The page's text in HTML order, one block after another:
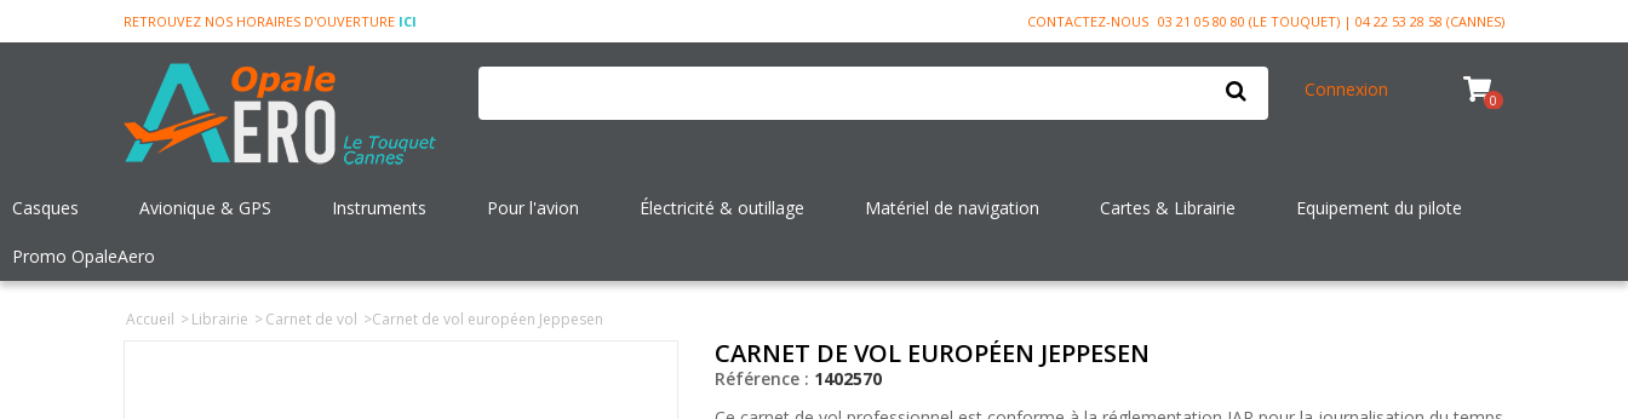
CONTACTEZ-NOUS 03 21 05 80 80 (LE TOUQUET) | 04 22 53 28 58 (CANNES)
RETROUVEZ NOS HORAIRES D'OUVERTURE ICI
Connexion 0
Casques Avionique & GPS Instruments Pour l'avion Électricité & outillage Matériel de navigation Cartes & Librairie Equipement du pilote
Promo OpaleAero
Accueil >Librairie >Carnet de vol >Carnet de vol européen Jeppesen
CARNET DE VOL EUROPÉEN JEPPESEN
Référence : 1402570